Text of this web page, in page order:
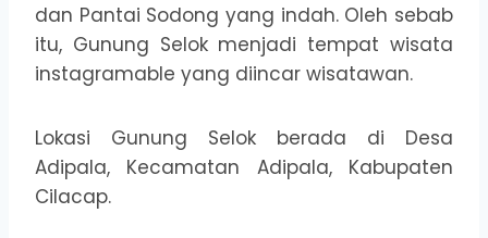
dan Pantai Sodong yang indah. Oleh sebab
itu, Gunung Selok menjadi tempat wisata
instagramable yang diincar wisatawan.
Lokasi Gunung Selok berada di Desa
Adipala, Kecamatan Adipala, Kabupaten
Cilacap.